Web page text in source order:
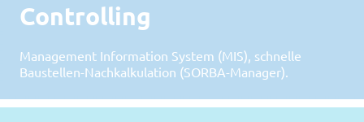
Controlling
Management Information System (MIS), schnelle
Baustellen-Nachkalkulation (SORBA-Manager).